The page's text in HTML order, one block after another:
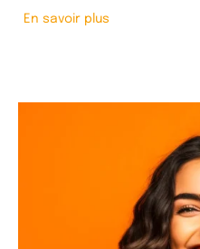
En savoir plus